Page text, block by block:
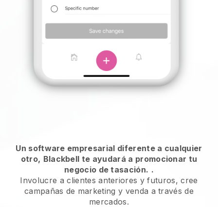
Un software empresarial diferente a cualquier
otro, Blackbell te ayudará a promocionar tu
negocio de tasación. .
Involucre a clientes anteriores y futuros, cree
campañas de marketing y venda a través de
mercados.